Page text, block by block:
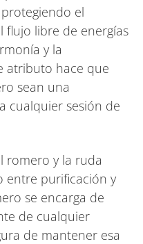
el
flujo libre de energías
y la
atributo hace que
sean una
cualquier sesión de
romero y la ruda
entre purificación y
se encarga de
de cualquier
de mantener esa